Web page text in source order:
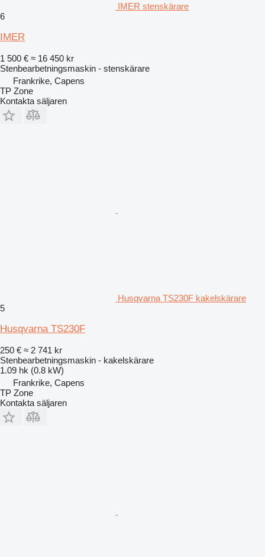
IMER stenskärare
6
IMER
1 500 € ≈ 16 450 kr
Stenbearbetningsmaskin - stenskärare
Frankrike, Capens
TP Zone
Kontakta säljaren
Husqvarna TS230F kakelskärare
5
Husqvarna TS230F
250 € ≈ 2 741 kr
Stenbearbetningsmaskin - kakelskärare
1.09 hk (0.8 kW)
Frankrike, Capens
TP Zone
Kontakta säljaren